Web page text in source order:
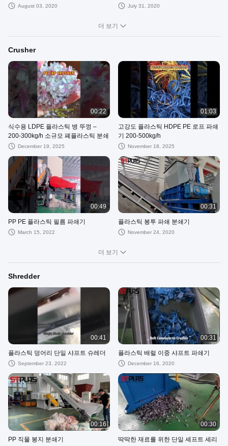
August 03, 2020 July 31, 2020
더 보기
Crusher
00:22
식수용 LDPE 플라스틱 병 뚜껑 –
200-300kg/h 소규모 폐플라스틱 분쇄
December 19, 2025
01:03
고강도 플라스틱 HDPE PE 로프 파쇄
기 200-500kg/h
November 18, 2025
00:49
PP PE 플라스틱 필름 파쇄기
March 15, 2022
00:31
플라스틱 봉투 파쇄 분쇄기
November 24, 2020
더 보기
Shredder
00:41
플라스틱 덩어리 단일 샤프트 슈레더
September 23, 2022
00:31
플라스틱 배럴 이중 샤프트 파쇄기
December 16, 2020
00:16
PP 직물 봉지 분쇄기
00:30
딱딱한 재료를 위한 단일 셰프트 셰리